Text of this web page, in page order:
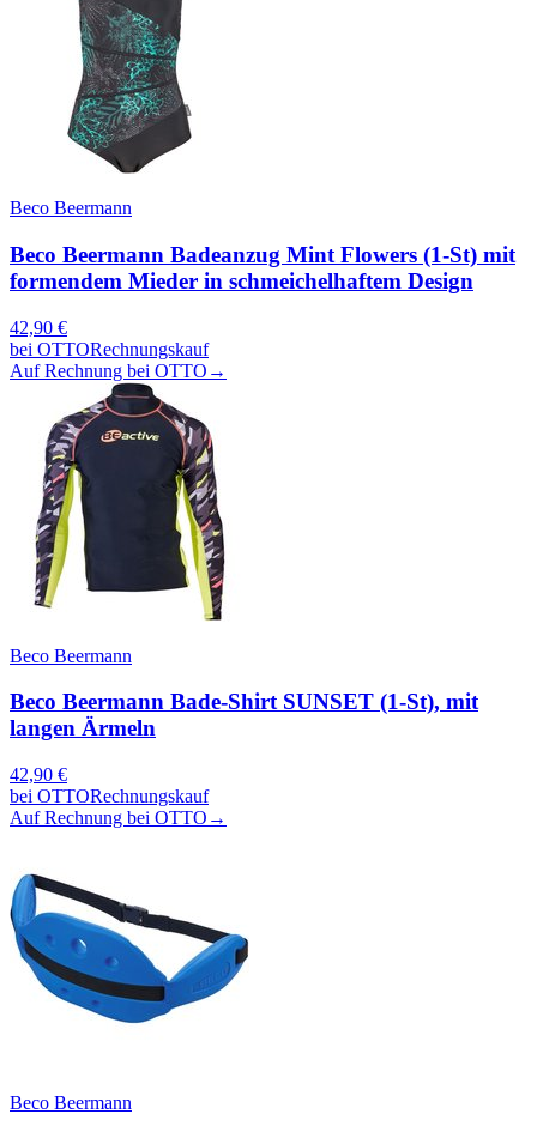
Beco Beermann
Beco Beermann Badeanzug Mint Flowers (1-St) mit
formendem Mieder in schmeichelhaftem Design
42,90 €
bei OTTORechnungskauf
Auf Rechnung bei OTTO →
Beco Beermann
Beco Beermann Bade-Shirt SUNSET (1-St), mit
langen Ärmeln
42,90 €
bei OTTORechnungskauf
Auf Rechnung bei OTTO →
Beco Beermann